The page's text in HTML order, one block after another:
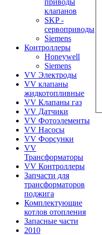
приводы
клапанов
SKP -
сервоприводы
Siemens
Контроллеры
Honeywell
Siemens
VV Электроды
VV клапаны
жидкотопливные
VV Клапаны газ
VV Датчики
VV Фотоэлементы
VV Насосы
VV Форсунки
VV
Трансформаторы
VV Контроллеры
Запчасти для
трансформаторов
поджига
Комплектующие
котлов отопления
Запасные части
2010